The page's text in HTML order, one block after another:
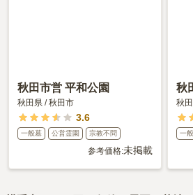
秋田市営 平和公園
秋田県 /秋田市
3.6
一般墓 公営霊園 宗教不問
参考価格:未掲載
秋
秋
一